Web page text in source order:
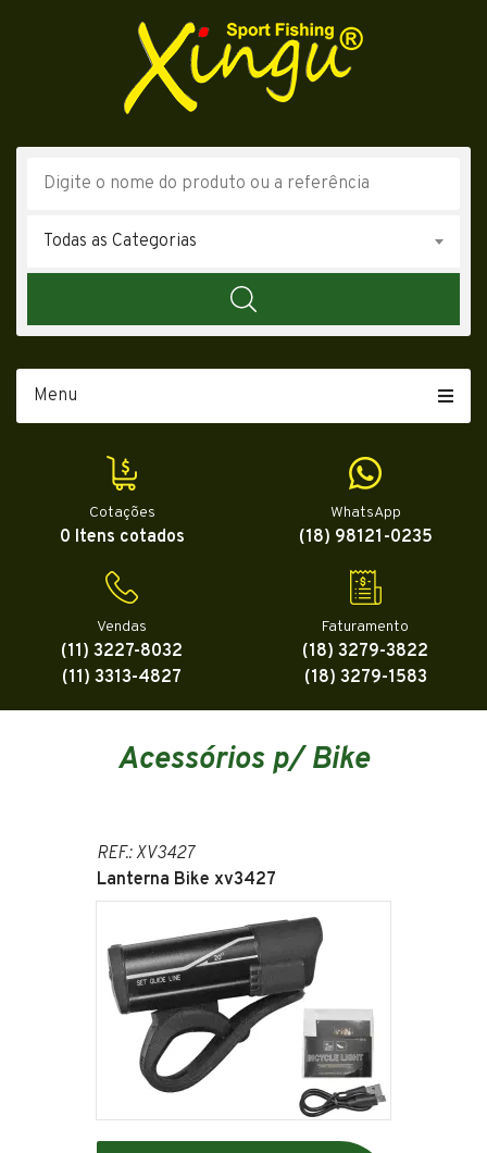
Todas as Categorias
Menu
Cotações
0 Itens cotados
WhatsApp
(18) 98121-0235
Vendas
(11) 3227-8032
(11) 3313-4827
Faturamento
(18) 3279-3822
(18) 3279-1583
Acessórios p/ Bike
REF.: XV3427
Lanterna Bike xv3427